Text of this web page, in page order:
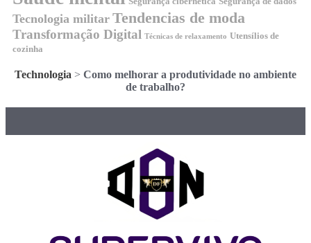
Tecnologia militar Tendencias de moda
Transformação Digital Técnicas de relaxamento Utensílios de
cozinha
Technologia > Como melhorar a produtividade no ambiente
de trabalho?